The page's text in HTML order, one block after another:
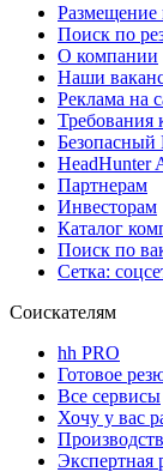
Размещение
Поиск по
О компании
Наши
Реклама на
Безопасный
HeadHunter
Партнерам
Инвесторам
Каталог
Поиск по
Сетка:
Соискателям
hh PRO
Готовое
Все сервисы
Хочу у вас
Экспертная